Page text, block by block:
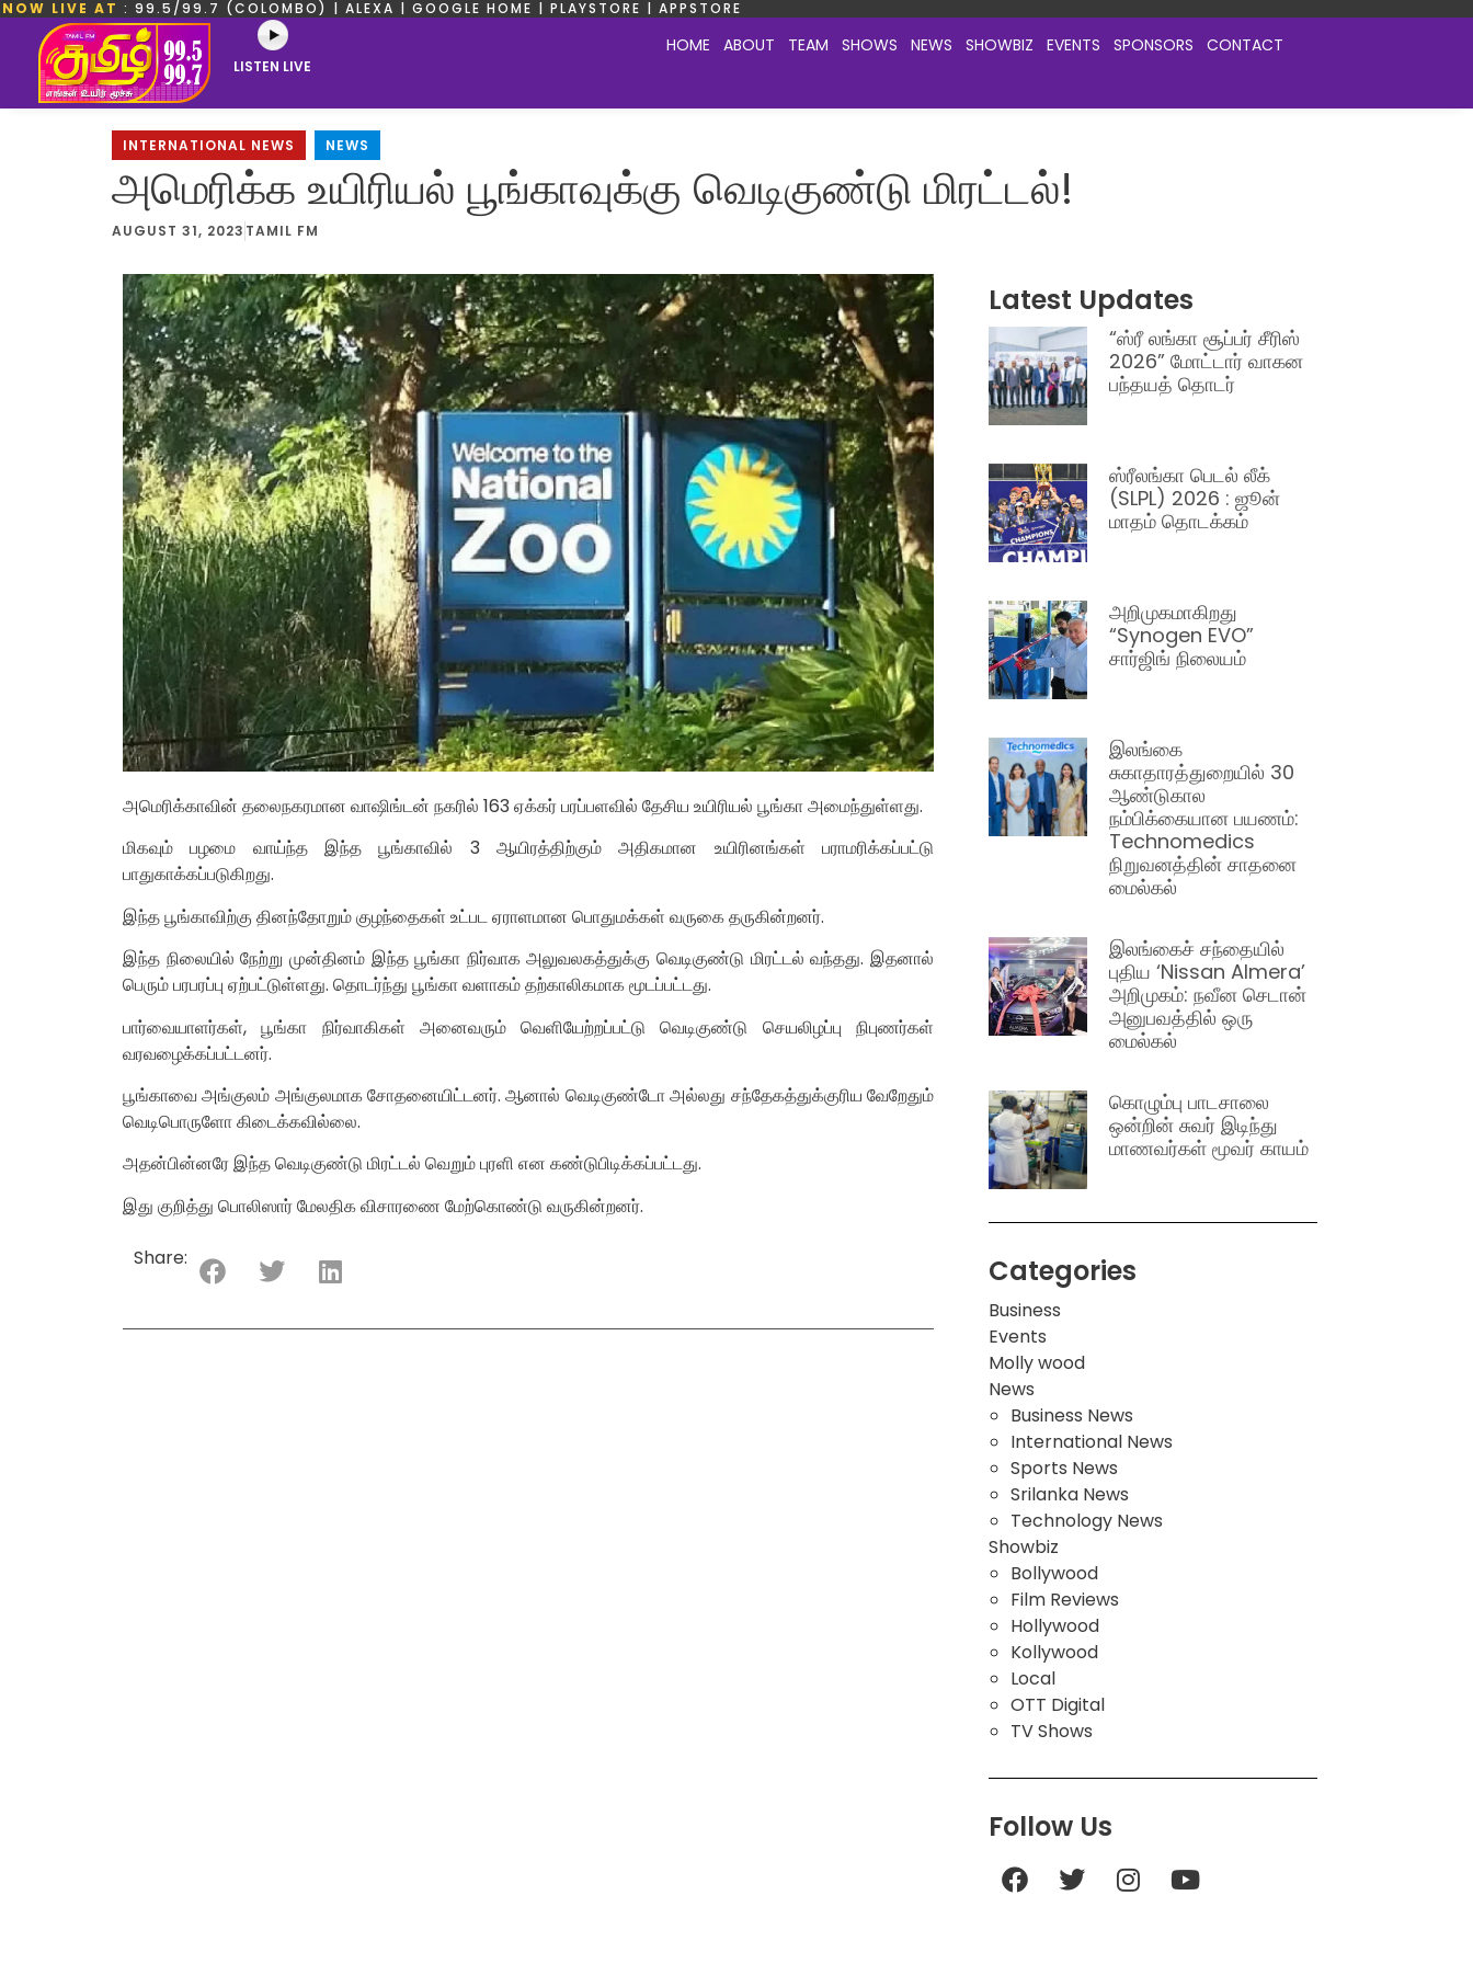
NOW LIVE AT : 99.5/99.7 (COLOMBO) | ALEXA | GOOGLE HOME | PLAYSTORE | APPSTORE
LISTEN LIVE
HOME ABOUT TEAM SHOWS NEWS SHOWBIZ EVENTS SPONSORS CONTACT
INTERNATIONAL NEWS NEWS
அமெரிக்க உயிரியல் பூங்காவுக்கு வெடிகுண்டு மிரட்டல்!
AUGUST 31, 2023 TAMIL FM
அமெரிக்காவின் தலைநகரமான வாஷிங்டன் நகரில் 163 ஏக்கர் பரப்பளவில் தேசிய உயிரியல் பூங்கா அமைந்துள்ளது.
மிகவும் பழமை வாய்ந்த இந்த பூங்காவில் 3 ஆயிரத்திற்கும் அதிகமான உயிரினங்கள் பராமரிக்கப்பட்டு
பாதுகாக்கப்படுகிறது.
இந்த பூங்காவிற்கு தினந்தோறும் குழந்தைகள் உட்பட ஏராளமான பொதுமக்கள் வருகை தருகின்றனர்.
இந்த நிலையில் நேற்று முன்தினம் இந்த பூங்கா நிர்வாக அலுவலகத்துக்கு வெடிகுண்டு மிரட்டல் வந்தது. இதனால்
பெரும் பரபரப்பு ஏற்பட்டுள்ளது. தொடர்ந்து பூங்கா வளாகம் தற்காலிகமாக மூடப்பட்டது.
பார்வையாளர்கள், பூங்கா நிர்வாகிகள் அனைவரும் வெளியேற்றப்பட்டு வெடிகுண்டு செயலிழப்பு நிபுணர்கள்
வரவழைக்கப்பட்டனர்.
பூங்காவை அங்குலம் அங்குலமாக சோதனையிட்டனர். ஆனால் வெடிகுண்டோ அல்லது சந்தேகத்துக்குரிய வேறேதும்
வெடிபொருளோ கிடைக்கவில்லை.
அதன்பின்னரே இந்த வெடிகுண்டு மிரட்டல் வெறும் புரளி என கண்டுபிடிக்கப்பட்டது.
இது குறித்து பொலிஸார் மேலதிக விசாரணை மேற்கொண்டு வருகின்றனர்.
Share:
Latest Updates
“ஸ்ரீ லங்கா சூப்பர் சீரிஸ்
2026” மோட்டார் வாகன
பந்தயத் தொடர்
ஸ்ரீலங்கா பெடல் லீக்
(SLPL) 2026 : ஜூன்
மாதம் தொடக்கம்
அறிமுகமாகிறது
“Synogen EVO”
சார்ஜிங் நிலையம்
இலங்கை
சுகாதாரத்துறையில் 30
ஆண்டுகால
நம்பிக்கையான பயணம்:
Technomedics
நிறுவனத்தின் சாதனை
மைல்கல்
இலங்கைச் சந்தையில்
புதிய ‘Nissan Almera’
அறிமுகம்: நவீன செடான்
அனுபவத்தில் ஒரு
மைல்கல்
கொழும்பு பாடசாலை
ஒன்றின் சுவர் இடிந்து
மாணவர்கள் மூவர் காயம்
Categories
Business
Events
Molly wood
News
Business News
International News
Sports News
Srilanka News
Technology News
Showbiz
Bollywood
Film Reviews
Hollywood
Kollywood
Local
OTT Digital
TV Shows
Follow Us